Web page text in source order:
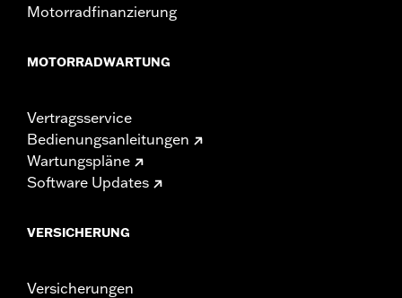
Motorradfinanzierung
MOTORRADWARTUNG
Vertragsservice
Bedienungsanleitungen
Wartungspläne
Software Updates
VERSICHERUNG
Versicherungen